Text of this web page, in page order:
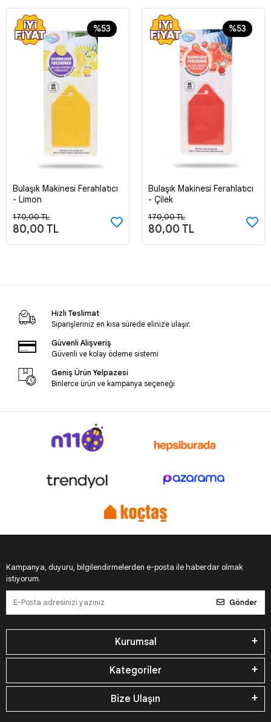
%53
Sepete Ekle
Bulaşık Makinesi Ferahlatıcı
- Limon
170,00 TL
80,00 TL
%53
Sepete Ekle
Bulaşık Makinesi Ferahlatıcı
- Çilek
170,00 TL
80,00 TL
Hızlı Teslimat
Siparişleriniz en kısa sürede elinize ulaşır.
Güvenli Alışveriş
Güvenli ve kolay ödeme sistemi
Geniş Ürün Yelpazesi
Binlerce ürün ve kampanya seçeneği
Kampanya, duyuru, bilgilendirmelerden e-posta ile haberdar olmak
istiyorum.
Gönder
Kurumsal
Kategoriler
Bize Ulaşın